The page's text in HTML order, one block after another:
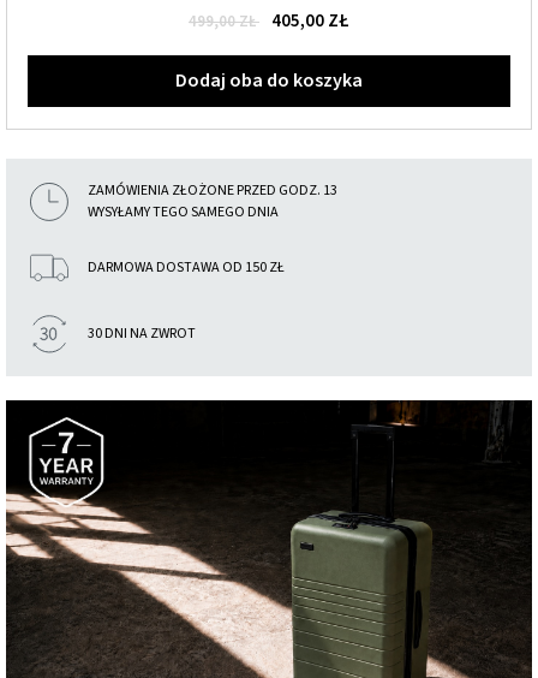
499,00 ZŁ 405,00 ZŁ
Dodaj oba do koszyka
ZAMÓWIENIA ZŁOŻONE PRZED GODZ. 13
WYSYŁAMY TEGO SAMEGO DNIA
DARMOWA DOSTAWA OD 150 ZŁ
30 DNI NA ZWROT